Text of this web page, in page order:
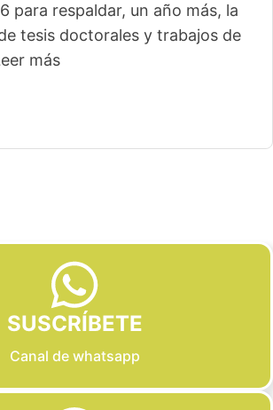
para respaldar, un año más, la
tesis doctorales y trabajos de
más
SUSCRÍBETE
Canal de whatsapp